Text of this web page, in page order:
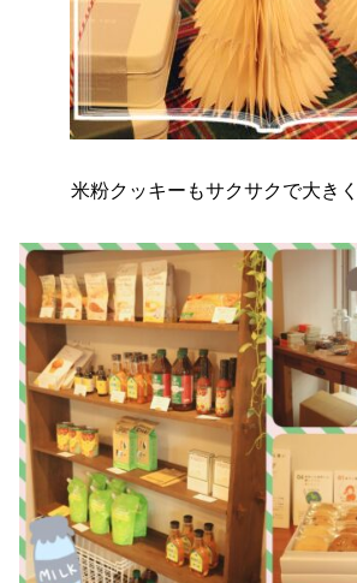
米粉クッキーもサクサクで大き